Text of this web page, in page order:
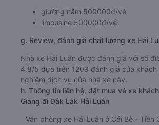
giường nằm 500000đ/vé
limousine 500000đ/vé
g. Review, đánh giá chất lượng xe Hải
Nhà xe Hải Luân được đánh giá với số
4.8/5 dựa trên 1209 đánh giá của
nghiệm dịch vụ của nhà xe này.
h. Thông tin liên hệ, đặt mua vé xe
Giang đi Đắk Lắk Hải Luân
Văn phòng xe Hải Luân ở Cái Bè - Tiền